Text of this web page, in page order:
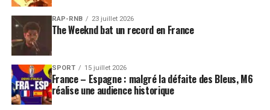
RAP-RNB 23 juillet 2026
The Weeknd bat un record en France
SPORT 15 juillet 2026
France – Espagne : malgré la défaite des Bleus, M6
réalise une audience historique